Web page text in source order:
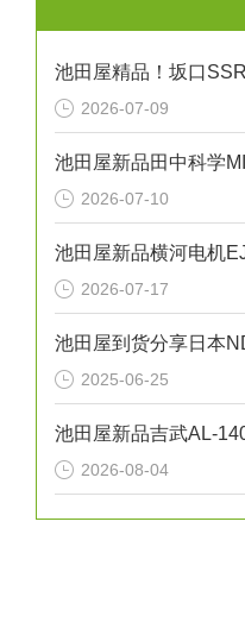
2026-07-09
2026-07-10
2026-07-17
池田屋到货分享日本
2025-06-25
2026-08-04